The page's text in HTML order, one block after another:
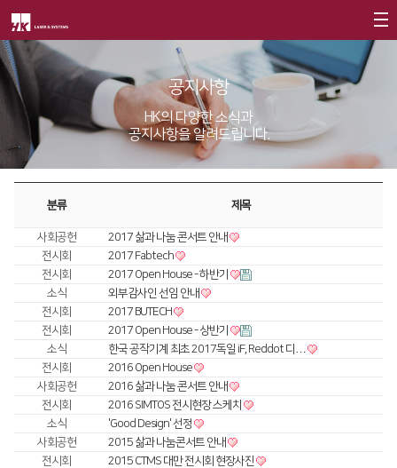
회사소개
CEO
회사연혁
가치경영∨
기업정신
핵심가치
Vision Statement
지사안내∨
Global Networks
국내지사
제품소개
Fiber
FL3015
RS3015
FE Series
FC3015
HD Series
Conversion∨
FL3015 Conversion
PS Conversion
고객지원
트레이닝 ∨
교육일정
교육신청/문의
원격지원
HK Insight
자료실
투자정보
IR 자료실
사회공헌개요
사회공헌활동
공지사항
HK의 다양한 소식과
공지사항을 알려드립니다.
분류 제목
사회공헌
2017 삶과 나눔 콘서트 안내
전시회
2017 Fabtech
전시회
2017 Open House - 하반기
소식
외부감사인 선임 안내
전시회
2017 BUTECH
전시회
2017 Open House - 상반기
소식
한국 공작기계 최초 2017독일 iF, Reddot 디…
전시회
2016 Open House
사회공헌
2016 삶과 나눔 콘서트 안내
전시회
2016 SIMTOS 전시현장 스케치
소식
'Good Design' 선정
사회공헌
2015 삶과 나눔콘서트 안내
전시회
2015 CTMS 대만 전시회 현장사진